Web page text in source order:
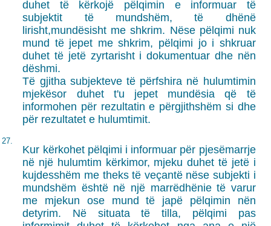
duhet të kërkojë pëlqimin e informuar të
subjektit të mundshëm, të dhënë
lirisht,mundësisht me shkrim. Nëse pëlqimi nuk
mund të jepet me shkrim, pëlqimi jo i shkruar
duhet të jetë zyrtarisht i dokumentuar dhe nën
dëshmi.
Të gjitha subjekteve të përfshira në hulumtimin
mjekësor duhet t'u jepet mundësia që të
informohen për rezultatin e përgjithshëm si dhe
për rezultatet e hulumtimit.
27.
Kur kërkohet pëlqimi i informuar për pjesëmarrje
në një hulumtim kërkimor, mjeku duhet të jetë i
kujdesshëm me theks të veçantë nëse subjekti i
mundshëm është në një marrëdhënie të varur
me mjekun ose mund të japë pëlqimin nën
detyrim. Në situata të tilla, pëlqimi pas